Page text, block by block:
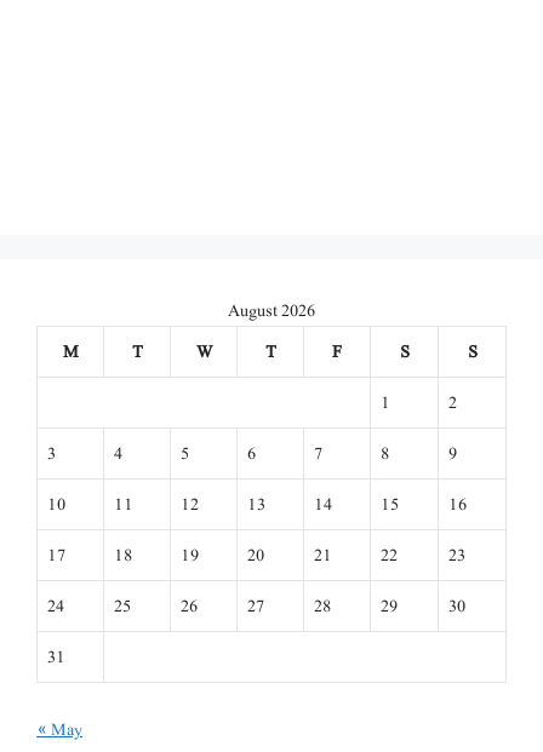
August 2026
M
T W T F S
S
1
2
3
4 5 6 7 8
9
10
11 12 13 14 15
16
17
18 19 20 21 22
23
24
25 26 27 28 29
30
31
« May